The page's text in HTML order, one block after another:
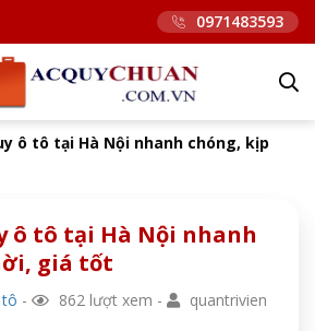
0971483593
ô tô tại Hà Nội nhanh chóng, kịp
ô tô tại Hà Nội nhanh
giá tốt
- 862 lượt xem - quantrivien